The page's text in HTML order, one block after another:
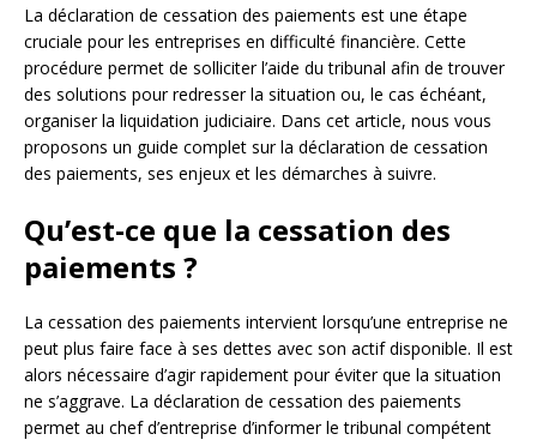
La déclaration de cessation des paiements est une étape
cruciale pour les entreprises en difficulté financière. Cette
procédure permet de solliciter l’aide du tribunal afin de trouver
des solutions pour redresser la situation ou, le cas échéant,
organiser la liquidation judiciaire. Dans cet article, nous vous
proposons un guide complet sur la déclaration de cessation
des paiements, ses enjeux et les démarches à suivre.
Qu’est-ce que la cessation des
paiements ?
La cessation des paiements intervient lorsqu’une entreprise ne
peut plus faire face à ses dettes avec son actif disponible. Il est
alors nécessaire d’agir rapidement pour éviter que la situation
ne s’aggrave. La déclaration de cessation des paiements
permet au chef d’entreprise d’informer le tribunal compétent